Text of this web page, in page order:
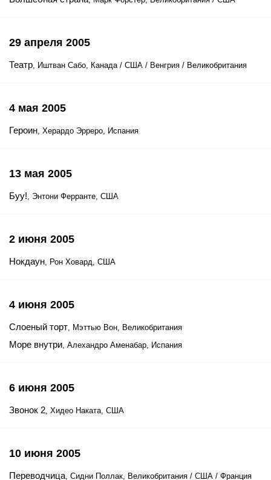
29 апреля 2005
Театр, Иштван Сабо, Канада / США / Венгрия / Великобритания
4 мая 2005
Героин, Херардо Эрреро, Испания
13 мая 2005
Буу!, Энтони Ферранте, США
2 июня 2005
Нокдаун, Рон Ховард, США
4 июня 2005
Слоеный торт, Мэттью Вон, Великобритания
Море внутри, Алехандро Аменабар, Испания
6 июня 2005
Звонок 2, Хидео Наката, США
10 июня 2005
Переводчица, Сидни Поллак, Великобритания / США / Франция